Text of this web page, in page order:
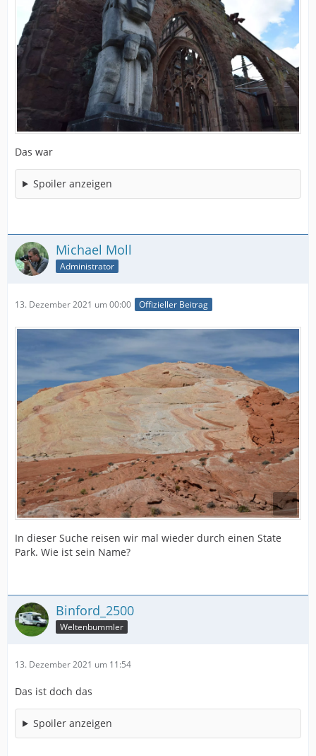
Das war
Spoiler anzeigen
Michael Moll
Administrator
13. Dezember 2021 um 00:00 Offizieller Beitrag
In dieser Suche reisen wir mal wieder durch einen State
Park. Wie ist sein Name?
Binford_2500
Weltenbummler
13. Dezember 2021 um 11:54
Das ist doch das
Spoiler anzeigen